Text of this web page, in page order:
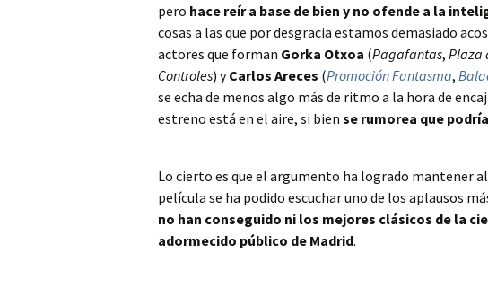
pero hace reír a base de bien y no ofende a la
cosas a las que por desgracia estamos demasiado
actores que forman Gorka Otxoa (Pagafantas, Plaza
Controles) yCarlos Areces (Promoción Fantasma,
se echa de menos algo más de ritmo a la hora de
estreno está en el aire, si bien se rumorea que
Lo cierto es que el argumento ha logrado mantener
película se ha podido escuchar uno de los aplausos
no han conseguido ni los mejores clásicos de la
adormecido público de Madrid.